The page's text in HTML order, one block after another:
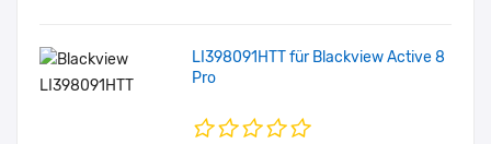
LI398091HTT für Blackview Active 8
Pro